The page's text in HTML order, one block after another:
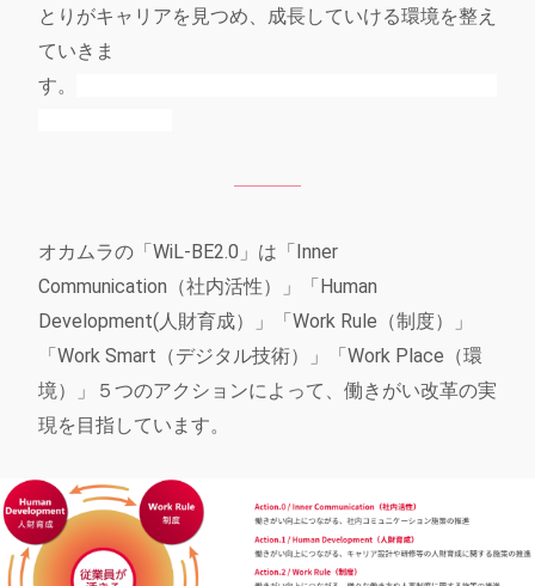
とりがキャリアを見つめ、成長していける環境を整え
ていきま
す。
オカムラの「WiL-BE2.0」は「Inner
Communication（社内活性）」「Human
Development(人財育成）」「Work Rule（制度）」
「Work Smart（デジタル技術）」「Work Place（環
境）」５つのアクションによって、働きがい改革の実
現を目指しています。